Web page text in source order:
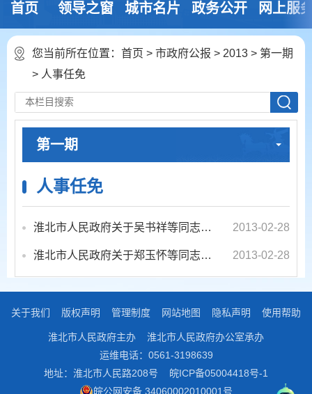
首页 领导之窗 城市名片 政务公开 网上服
您当前所在位置： 首页 > 市政府公报 > 2013 > 第一期
> 人事任免
第一期
人事任免
淮北市人民政府关于吴书祥等同志工作职务的通知 2013-02-28
淮北市人民政府关于郑玉怀等同志工作职务的通知 2013-02-28
关于我们 版权声明 管理制度 网站地图 隐私声明 使用帮助
淮北市人民政府主办
淮北市人民政府办公室承办
运维电话：0561-3198639
地址：淮北市人民路208号
皖ICP备05004418号-1
皖公网安备 34060002010001号